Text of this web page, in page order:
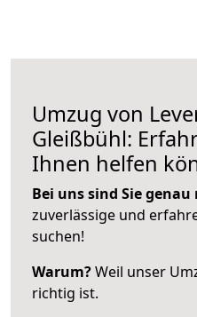
Umzug von
Gleißbühl:
Ihnen helfen
Bei uns sind Sie
zuverlässige und
suchen!
Warum?Weil unser
richtig ist.